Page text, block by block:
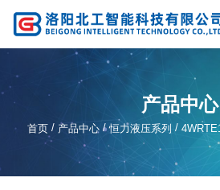
产品中心
首页 / 产品中心 /恒力液压系列 /